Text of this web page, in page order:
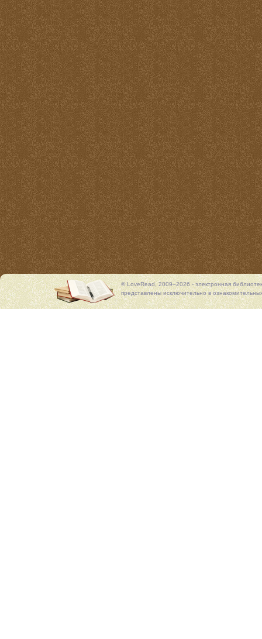
© LoveRead, 2009–2026 - электронная
представлены исключительно в